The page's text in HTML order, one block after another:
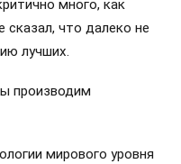
много, как
что далеко не
лучших.
производим
мирового уровня